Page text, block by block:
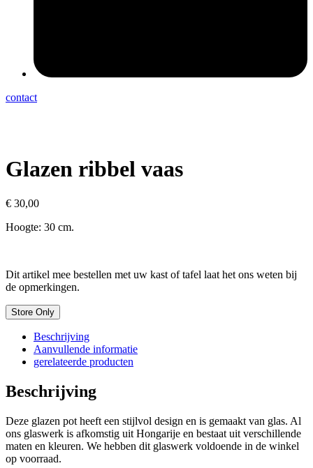
contact
Glazen ribbel vaas
€ 30,00
Hoogte: 30 cm.
Dit artikel mee bestellen met uw kast of tafel laat het ons weten bij
de opmerkingen.
Store Only
Beschrijving
Aanvullende informatie
gerelateerde producten
Beschrijving
Deze glazen pot heeft een stijlvol design en is gemaakt van glas. Al
ons glaswerk is afkomstig uit Hongarije en bestaat uit verschillende
maten en kleuren. We hebben dit glaswerk voldoende in de winkel
op voorraad.